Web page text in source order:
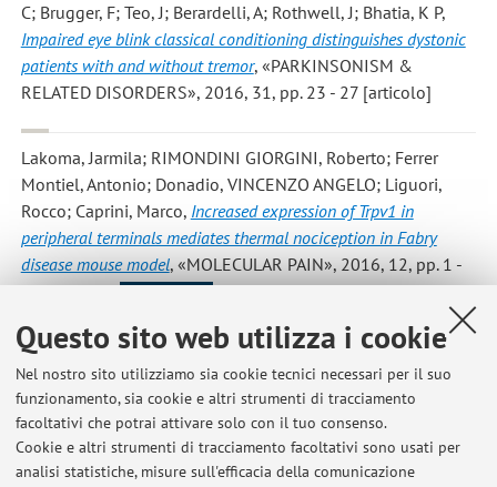
Questo sito web utilizza i cookie
Nel nostro sito utilizziamo sia cookie tecnici necessari per il suo
funzionamento, sia cookie e altri strumenti di tracciamento
facoltativi che potrai attivare solo con il tuo consenso.
Cookie e altri strumenti di tracciamento facoltativi sono usati per
analisi statistiche, misure sull'efficacia della comunicazione
C; Brugger, F; Teo, J; Berardelli, A; Rothwell, J; Bhatia, K P,
Impaired eye blink classical conditioning distinguishes dystonic
patients with and without tremor, «PARKINSONISM &
RELATED DISORDERS», 2016, 31, pp. 23 - 27 [articolo]
Lakoma, Jarmila; RIMONDINI GIORGINI, Roberto; Ferrer
Montiel, Antonio; Donadio, VINCENZO ANGELO; Liguori,
Rocco; Caprini, Marco, Increased expression of Trpv1 in
peripheral terminals mediates thermal nociception in Fabry
disease mouse model, «MOLECULAR PAIN», 2016, 12, pp. 1 -
16 [articolo] Open Access
1 2 3 4 5